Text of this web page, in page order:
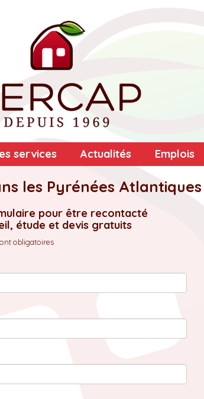
services Actualités Emplois
les Pyrénées Atlantiques
pour être recontacté
étude et devis gratuits
obligatoires